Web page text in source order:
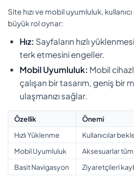
Site hızı ve mobil uyumluluk,
büyük rol oynar:
Hız: Sayfaların hızlı
terk etmesini engeller.
Mobil Uyumluluk: Mobil
çalışan bir tasarım, geniş bir
ulaşmanızı sağlar.
Özellik
Önemi
Hızlı Yüklenme
Kullanıcılar
Mobil Uyumluluk
Aksesuarlar tüm
Basit Navigasyon
Ziyaretçileri